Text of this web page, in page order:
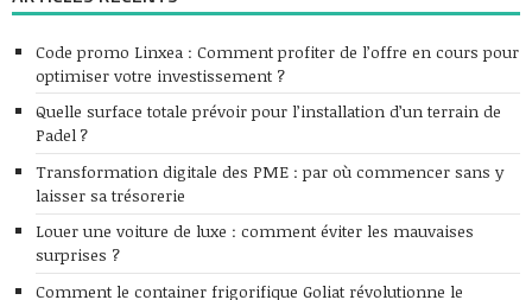
Code promo Linxea : Comment profiter de l’offre en cours pour
optimiser votre investissement ?
Quelle surface totale prévoir pour l’installation d’un terrain de
Padel ?
Transformation digitale des PME : par où commencer sans y
laisser sa trésorerie
Louer une voiture de luxe : comment éviter les mauvaises
surprises ?
Comment le container frigorifique Goliat révolutionne le